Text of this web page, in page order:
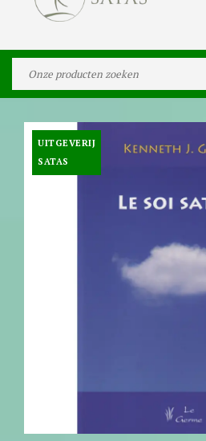
UITGEVERIJ
SATAS